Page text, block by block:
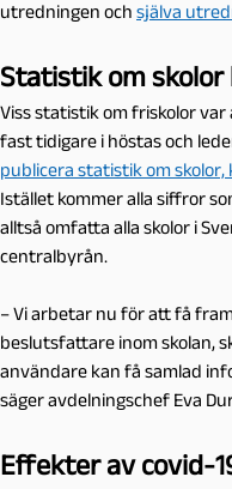
utredningen och själva
Statistik om skolor
Viss statistik om friskolor
fast tidigare i höstas och
publicera statistik om
Istället kommer alla siffror
alltså omfatta alla skolor i
centralbyrån.
– Vi arbetar nu för att få
beslutsfattare inom skolan,
användare kan få samlad
säger avdelningschef Eva
Effekter av covid-